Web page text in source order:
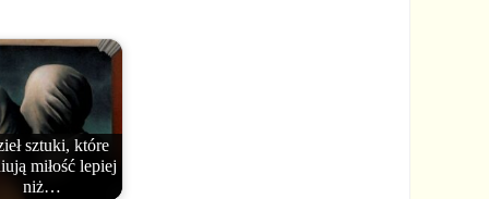
sztuki, które
miłość lepiej
niż…